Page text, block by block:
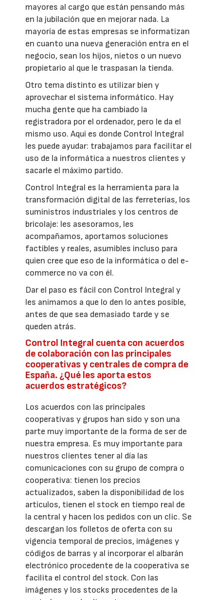
mayores al cargo que están pensando más
en la jubilación que en mejorar nada. La
mayoría de estas empresas se informatizan
en cuanto una nueva generación entra en el
negocio, sean los hijos, nietos o un nuevo
propietario al que le traspasan la tienda.
Otro tema distinto es utilizar bien y
aprovechar el sistema informático. Hay
mucha gente que ha cambiado la
registradora por el ordenador, pero le da el
mismo uso. Aquí es donde Control Integral
les puede ayudar: trabajamos para facilitar el
uso de la informática a nuestros clientes y
sacarle el máximo partido.
Control Integral es la herramienta para la
transformación digital de las ferreterías, los
suministros industriales y los centros de
bricolaje: les asesoramos, les
acompañamos, aportamos soluciones
factibles y reales, asumibles incluso para
quien cree que eso de la informática o del e-
commerce no va con él.
Dar el paso es fácil con Control Integral y
les animamos a que lo den lo antes posible,
antes de que sea demasiado tarde y se
queden atrás.
Control Integral cuenta con acuerdos
de colaboración con las principales
cooperativas y centrales de compra de
España. ¿Qué les aporta estos
acuerdos estratégicos?
Los acuerdos con las principales
cooperativas y grupos han sido y son una
parte muy importante de la forma de ser de
nuestra empresa. Es muy importante para
nuestros clientes tener al día las
comunicaciones con su grupo de compra o
cooperativa: tienen los precios
actualizados, saben la disponibilidad de los
artículos, tienen el stock en tiempo real de
la central y hacen los pedidos con un clic. Se
descargan los folletos de oferta con su
vigencia temporal de precios, imágenes y
códigos de barras y al incorporar el albarán
electrónico procedente de la cooperativa se
facilita el control del stock. Con las
imágenes y los stocks procedentes de la